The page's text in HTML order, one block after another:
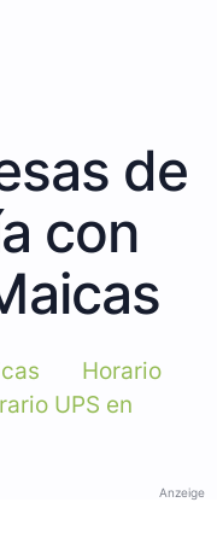
de
con
Horario
UPS en
Anzeige